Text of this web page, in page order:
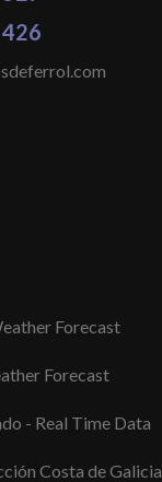
Forecast
Forecast
- Real Time Data
Costa de Galicia